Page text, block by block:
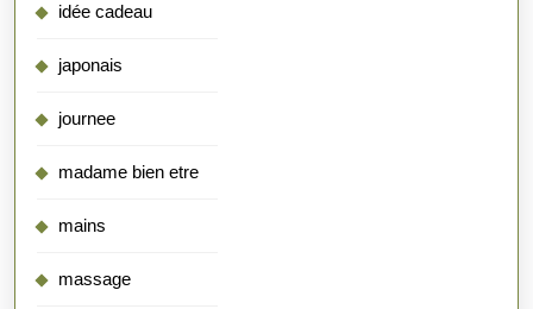
idée cadeau
japonais
journee
madame bien etre
mains
massage